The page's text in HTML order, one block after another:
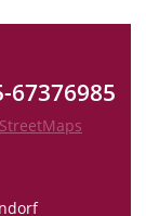
67376985